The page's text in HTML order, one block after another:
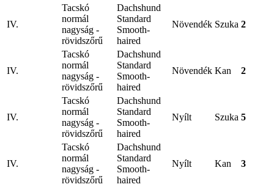
IV.
Tacskó
normál
nagyság -
rövidszőrű
Dachshund
Standard
Smooth-
haired
Növendék Szuka 2
IV.
Tacskó
normál
nagyság -
rövidszőrű
Dachshund
Standard
Smooth-
haired
Növendék Kan 2
IV.
Tacskó
normál
nagyság -
rövidszőrű
Dachshund
Standard
Smooth-
haired
Nyílt Szuka 5
IV.
Tacskó
normál
nagyság -
rövidszőrű
Dachshund
Standard
Smooth-
haired
Nyílt Kan 3